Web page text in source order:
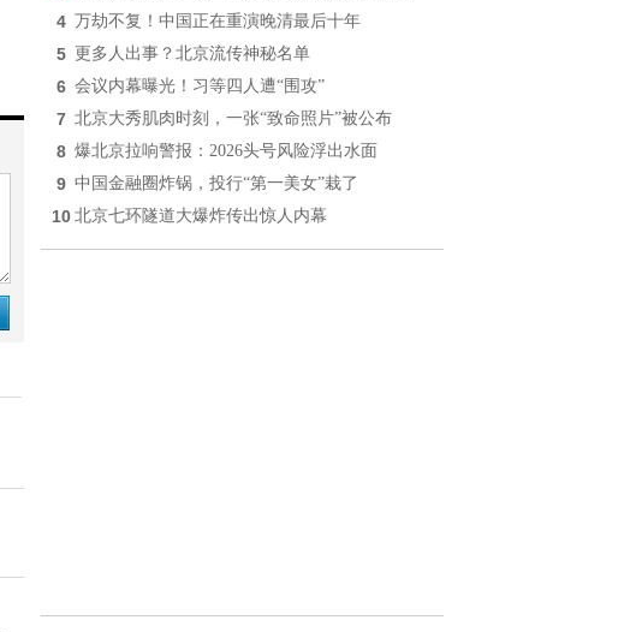
4 万劫不复！中国正在重演晚清最后十年
5 更多人出事？北京流传神秘名单
6 会议内幕曝光！习等四人遭“围攻”
7 北京大秀肌肉时刻，一张“致命照片”被公布
8 爆北京拉响警报：2026头号风险浮出水面
9 中国金融圈炸锅，投行“第一美女”栽了
10 北京七环隧道大爆炸传出惊人内幕